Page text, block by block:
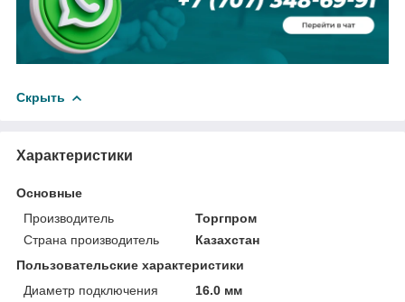
Скрыть
Характеристики
Основные
Производитель
Торгпром
Страна производитель
Казахстан
Пользовательские характеристики
Диаметр подключения
16.0 мм